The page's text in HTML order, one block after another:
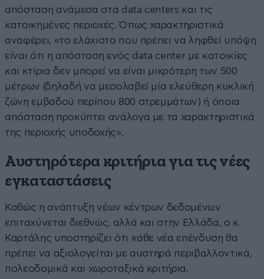
απόσταση ανάμεσα στα data centers και τις
κατοικημένες περιοχές. Όπως χαρακτηριστικά
αναφέρει, «το ελάχιστο που πρέπει να ληφθεί υπόψη
είναι ότι η απόσταση ενός data center με κατοικίες
και κτίρια δεν μπορεί να είναι μικρότερη των 500
μέτρων (δηλαδή να μεσολαβεί μία ελεύθερη κυκλική
ζώνη εμβαδού περίπου 800 στρεμμάτων) ή όποια
απόσταση προκύπτει ανάλογα με τα χαρακτηριστικά
της περιοχής υποδοχής».
Αυστηρότερα κριτήρια για τις νέες
εγκαταστάσεις
Καθώς η ανάπτυξη νέων κέντρων δεδομένων
επιταχύνεται διεθνώς, αλλά και στην Ελλάδα, ο κ.
Καρτάλης υποστηρίζει ότι κάθε νέα επένδυση θα
πρέπει να αξιολογείται με αυστηρά περιβαλλοντικά,
πολεοδομικά και χωροταξικά κριτήρια.